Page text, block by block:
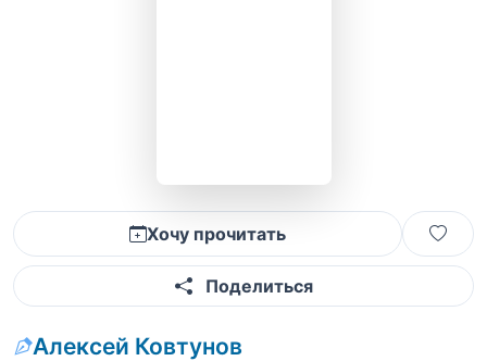
Хочу прочитать
Поделиться
Алексей Ковтунов